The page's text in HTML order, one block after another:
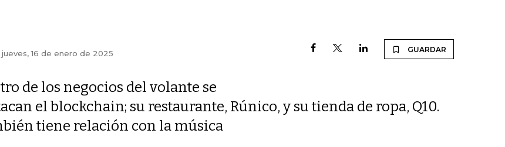
jueves, 16 de enero de 2025 GUARDAR
de los negocios del volante se
el blockchain; su restaurante, Rúnico, y su tienda de ropa, Q10.
tiene relación con la música